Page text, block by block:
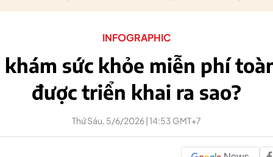
INFOGRAPHIC
khám sức khỏe miễn phí
được triển khai ra sao?
Thứ Sáu, 5/6/2026 | 14:53 GMT+7